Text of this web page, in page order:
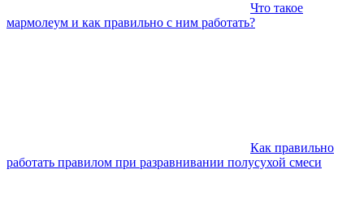
Что такое
мармолеум и как правильно с ним работать?
Как правильно
работать правилом при разравнивании полусухой смеси